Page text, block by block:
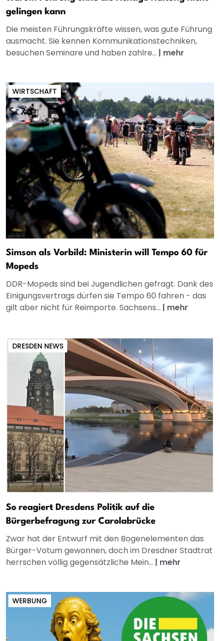
gelingen kann
Die meisten Führungskräfte wissen, was gute Führung
ausmacht. Sie kennen Kommunikationstechniken,
besuchen Seminare und haben zahlre... | mehr
WIRTSCHAFT
Simson als Vorbild: Ministerin will Tempo 60 für
Mopeds
DDR-Mopeds sind bei Jugendlichen gefragt. Dank des
Einigungsvertrags dürfen sie Tempo 60 fahren - das
gilt aber nicht für Reimporte. Sachsens... | mehr
DRESDEN NEWS
So reagiert Dresdens Politik auf die
Bürgerbefragung zur Carolabrücke
Zwar hat der Entwurf mit den Bogenelementen das
Bürger-Votum gewonnen, doch im Dresdner Stadtrat
herrschen völlig gegensätzliche Mein... | mehr
WERBUNG